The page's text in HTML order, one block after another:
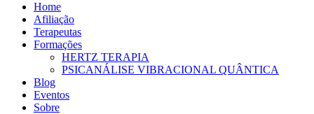
Home
Afiliação
Terapeutas
Formações
HERTZ TERAPIA
PSICANÁLISE VIBRACIONAL QUÂNTICA
Blog
Eventos
Sobre